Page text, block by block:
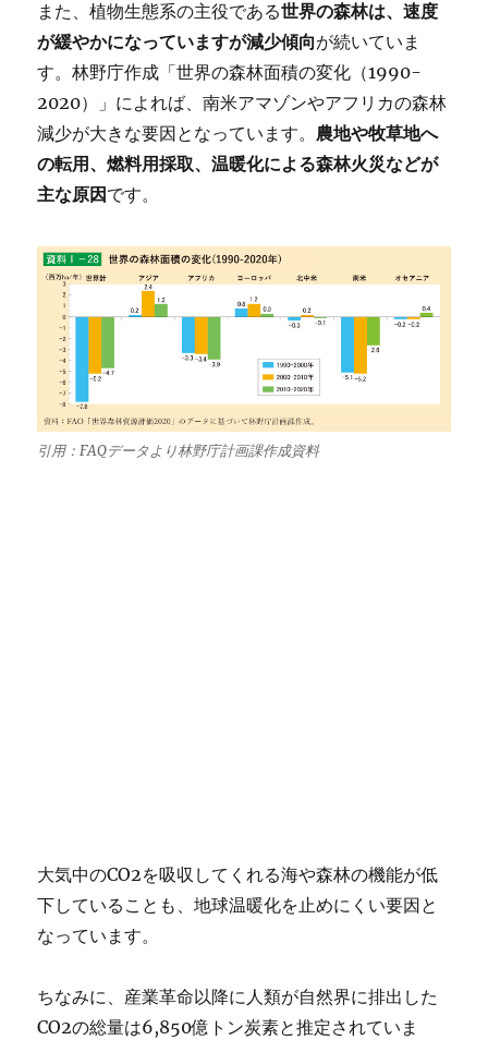
また、植物生態系の主役である世界の森林は、速度
が緩やかになっていますが減少傾向が続いていま
す。林野庁作成「世界の森林面積の変化（1990-
2020）」によれば、南米アマゾンやアフリカの森林
減少が大きな要因となっています。 農地や牧草地へ
の転用、燃料用採取、温暖化による森林火災などが
主な原因です。
引用：FAQデータより林野庁計画課作成資料
大気中のCO2を吸収してくれる海や森林の機能が低
下していることも、地球温暖化を止めにくい要因と
なっています。
ちなみに、産業革命以降に人類が自然界に排出した
CO2の総量は6,850億トン炭素と推定されていま